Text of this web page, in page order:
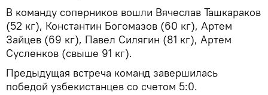
В команду соперников вошли Вячеслав Ташкараков
(52 кг), Константин Богомазов (60 кг), Артем
Зайцев (69 кг), Павел Силягин (81 кг), Артем
Сусленков (свыше 91 кг).
Предыдущая встреча команд завершилась
победой узбекистанцев со счетом 5:0.